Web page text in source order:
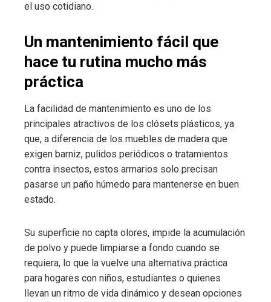
el uso cotidiano.
Un mantenimiento fácil que
hace tu rutina mucho más
práctica
La facilidad de mantenimiento es uno de los
principales atractivos de los clósets plásticos, ya
que, a diferencia de los muebles de madera que
exigen barniz, pulidos periódicos o tratamientos
contra insectos, estos armarios solo precisan
pasarse un paño húmedo para mantenerse en buen
estado.
Su superficie no capta olores, impide la acumulación
de polvo y puede limpiarse a fondo cuando se
requiera, lo que la vuelve una alternativa práctica
para hogares con niños, estudiantes o quienes
llevan un ritmo de vida dinámico y desean opciones